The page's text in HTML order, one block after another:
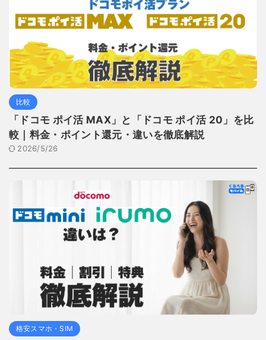
比較
「ドコモ ポイ活 MAX」と「ドコモ ポイ活 20」を比
較｜料金・ポイント還元・違いを徹底解説
2026/5/26
格安スマホ・SIM